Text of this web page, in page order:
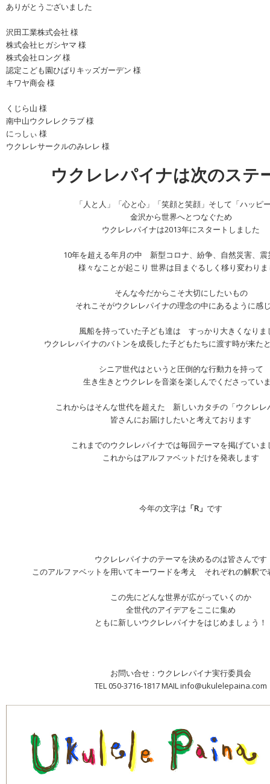
ありがとうございました
沢田工業株式会社 様
株式会社ヒガシヤマ 様
株式会社ロング 様
認定こども園ひばりキッズガーデン 様
キワヤ商会 様
くじら山 様
南中山ウクレレクラブ 様
にっしぃ 様
ウクレレサークルのみレレ 様
ウクレレパイナは次のステ
「人と人」「心と心」「笑顔と笑顔」そして「ハッピ
金沢から世界へとつなぐため
ウクレレパイナは2013年にスタートしました
10年を超える年月の中 新型コロナ、紛争、自然災害、震
様々なことが起こり 世界は目まぐるしく移り変わりま
そんな今だからこそ大切にしたいもの
それこそがウクレレパイナの理念の中にあるように感
風船を持っていた子ども達は すっかり大きくなりま
ウクレレパイナのバトンを成長した子どもたちに渡す時が来た
シニア世代はというと圧倒的な行動力を持って
生き生きとウクレレを音楽を楽しんでくださってい
これからはそんな世代を超えた 新しいカタチの「ウクレレ
皆さんにお届けしたいと考えております
これまでのウクレレパイナでは毎回テーマを掲げていま
これからはアルファベットだけを発表します
今年の文字は 「R」 です
ウクレレパイナのテーマを決めるのは皆さんです
このアルファベットを用いてキーワードを考え それぞれの解釈で
この先にどんな世界が広がっていくのか
全世代のアイデアをここに集め
ともに新しいウクレレパイナをはじめましょう！
お問い合せ：ウクレレパイナ実行委員会
TEL 050-3716-1817 MAIL info@ukulelepaina.com